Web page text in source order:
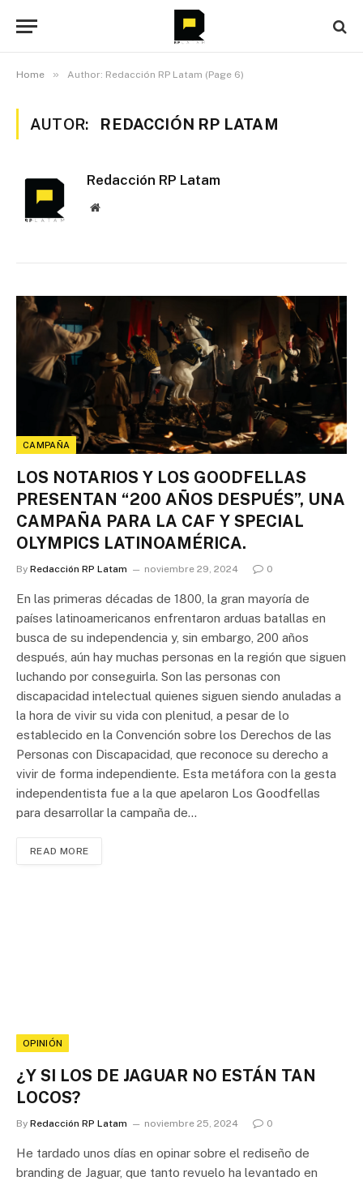
Home » Author: Redacción RP Latam (Page 6)
AUTOR: REDACCIÓN RP LATAM
Redacción RP Latam
Website
CAMPAÑA
LOS NOTARIOS Y LOS GOODFELLAS
PRESENTAN “200 AÑOS DESPUÉS”, UNA
CAMPAÑA PARA LA CAF Y SPECIAL
OLYMPICS LATINOAMÉRICA.
By Redacción RP Latam noviembre 29, 2024 0
En las primeras décadas de 1800, la gran mayoría de
países latinoamericanos enfrentaron arduas batallas en
busca de su independencia y, sin embargo, 200 años
después, aún hay muchas personas en la región que siguen
luchando por conseguirla. Son las personas con
discapacidad intelectual quienes siguen siendo anuladas a
la hora de vivir su vida con plenitud, a pesar de lo
establecido en la Convención sobre los Derechos de las
Personas con Discapacidad, que reconoce su derecho a
vivir de forma independiente. Esta metáfora con la gesta
independentista fue a la que apelaron Los Goodfellas
para desarrollar la campaña de…
READ MORE
OPINIÓN
¿Y SI LOS DE JAGUAR NO ESTÁN TAN
LOCOS?
By Redacción RP Latam noviembre 25, 2024 0
He tardado unos días en opinar sobre el rediseño de
branding de Jaguar, que tanto revuelo ha levantado en